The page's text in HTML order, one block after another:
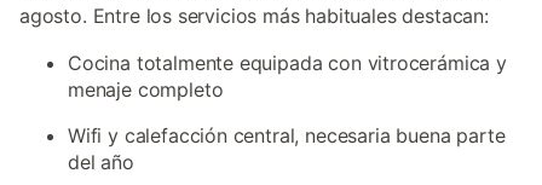
agosto. Entre los servicios más habituales destacan:
Cocina totalmente equipada con vitrocerámica y
menaje completo
Wifi y calefacción central, necesaria buena parte
del año